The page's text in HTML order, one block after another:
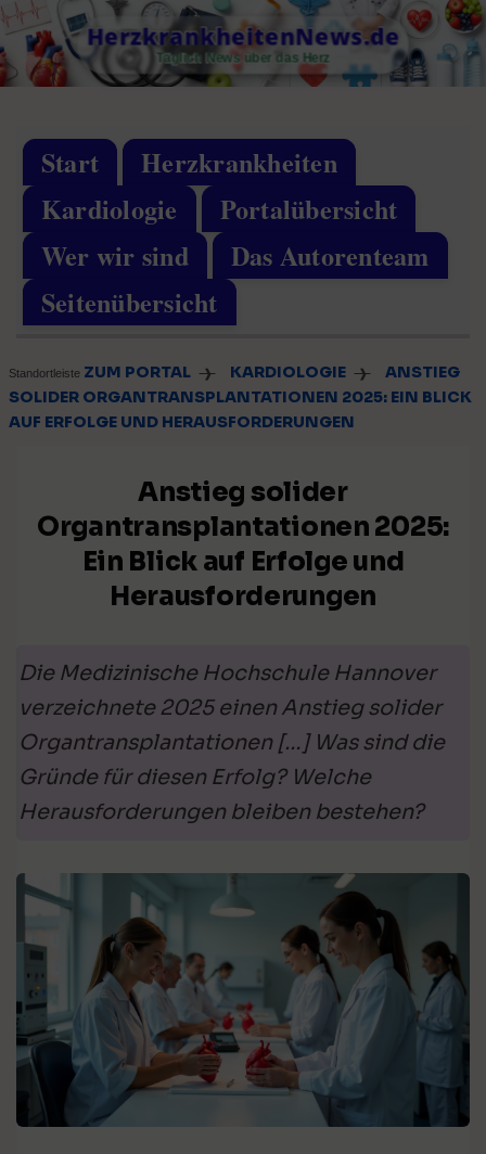
Skip
to
content
HerzkrankheitenNews.de
Täglich News über das Herz
Start
Herzkrankheiten
Kardiologie
Portalübersicht
Wer wir sind
Das Autorenteam
Seitenübersicht
Standortleiste ZUM PORTAL ❱ KARDIOLOGIE ❱
ANSTIEG
SOLIDER ORGANTRANSPLANTATIONEN 2025: EIN BLICK
AUF ERFOLGE UND HERAUSFORDERUNGEN
Anstieg solider
Organtransplantationen 2025:
Ein Blick auf Erfolge und
Herausforderungen
Die Medizinische Hochschule Hannover
verzeichnete 2025 einen Anstieg solider
Organtransplantationen […] Was sind die
Gründe für diesen Erfolg? Welche
Herausforderungen bleiben bestehen?